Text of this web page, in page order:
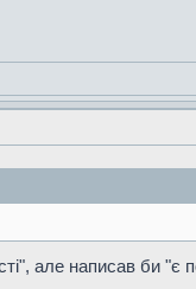
але написав би